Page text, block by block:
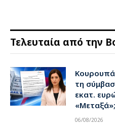
Τελευταία από την
τη
εκατ.
«Μεταξά»;
06/08/2026